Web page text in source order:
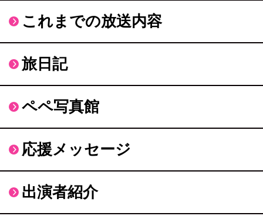
これまでの放送内容
旅日記
ペペ写真館
応援メッセージ
出演者紹介